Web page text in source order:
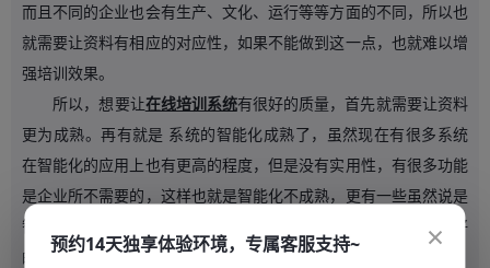
而且不同的企业也会有生产、文化、运行等等方面的不同，所以也
就需要让资料有相应的对应性，如果不能做到这一点，也就难以增
强培训效果。
所以，想要让在线培训系统有很好的质量，首先就需要让资料
更为成熟。再有就是 系统的智能化成熟了，虽然现在有很多系统
在智能化的应用上也有更高的程度，但是没有实用性，有很多功能
是企业所不需要的，这样也就是智能化不成熟，更有一些虽然说是
智能化，但是仍然需要让企业进行人力加入，这样的也就难有更好
的培训质量了，因为它在整个智能化上没有成熟性。
×
预约14天独享体验环境，专属客服支持~